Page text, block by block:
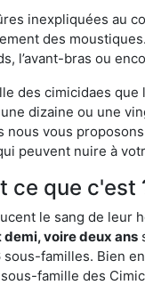
inexpliquées au
des
l’avant-bras ou
des cimicidaes
dizaine ou une
vous
peuvent nuire à
ce que c'est
le sang de
demi, voire deux ans
familles. Bien
famille des